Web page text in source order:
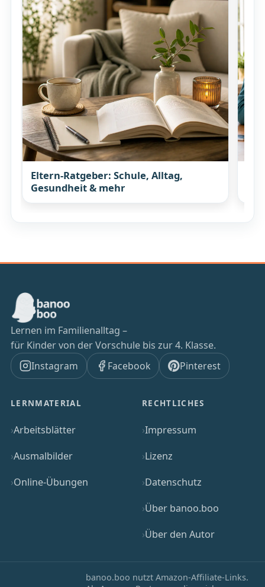
Eltern-Ratgeber: Schule, Alltag,
Gesundheit & mehr
Lernen im Familienalltag –
für Kinder von der Vorschule bis zur 4. Klasse.
Instagram
Facebook Pinterest
LERNMATERIAL
Arbeitsblätter
Ausmalbilder
Online-Übungen
RECHTLICHES
Impressum
Lizenz
Datenschutz
Über banoo.boo
Über den Autor
banoo.boo nutzt Amazon-Affiliate-Links.